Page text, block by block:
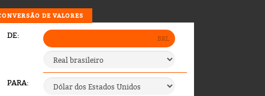
DE VALORES